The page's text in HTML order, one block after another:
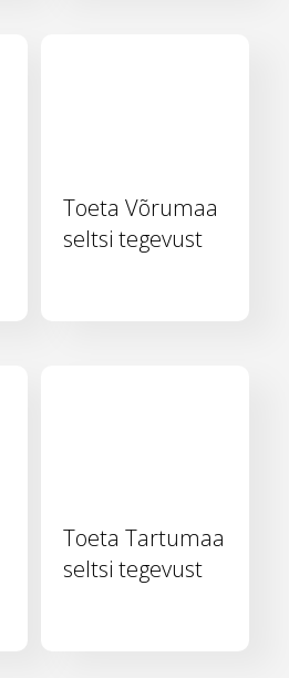
Toeta Võrumaa
seltsi tegevust
Toeta Tartumaa
seltsi tegevust